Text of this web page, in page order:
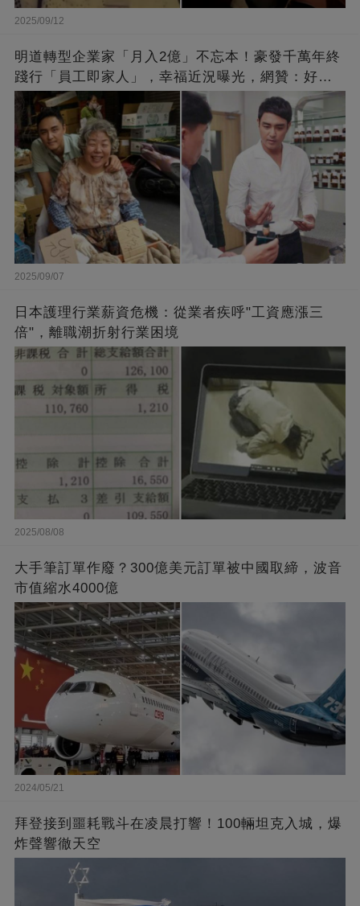
2025/09/12
明道轉型企業家「月入2億」不忘本！豪發千萬年終
踐行「員工即家人」，幸福近況曝光，網贊：好老
闆的福報
2025/09/07
日本護理行業薪資危機：從業者疾呼"工資應漲三
倍"，離職潮折射行業困境
2025/08/08
大手筆訂單作廢？300億美元訂單被中國取締，波音
市值縮水4000億
2024/05/21
拜登接到噩耗戰斗在凌晨打響！100輛坦克入城，爆
炸聲響徹天空